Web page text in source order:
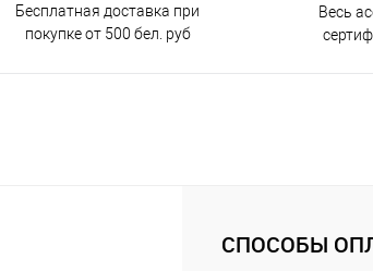
Бесплатная доставка при
покупке от 500 бел. руб
Весь
СПОСОБЫ